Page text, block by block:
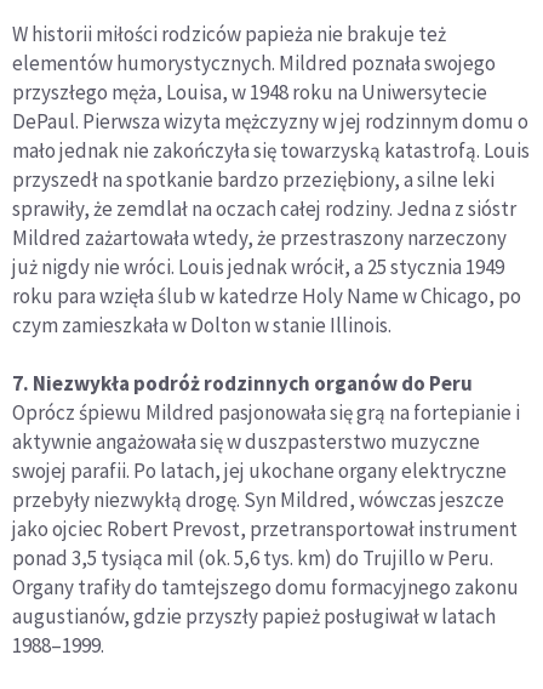
W historii miłości rodziców papieża nie brakuje też
elementów humorystycznych. Mildred poznała swojego
przyszłego męża, Louisa, w 1948 roku na Uniwersytecie
DePaul. Pierwsza wizyta mężczyzny w jej rodzinnym domu o
mało jednak nie zakończyła się towarzyską katastrofą. Louis
przyszedł na spotkanie bardzo przeziębiony, a silne leki
sprawiły, że zemdlał na oczach całej rodziny. Jedna z sióstr
Mildred zażartowała wtedy, że przestraszony narzeczony
już nigdy nie wróci. Louis jednak wrócił, a 25 stycznia 1949
roku para wzięła ślub w katedrze Holy Name w Chicago, po
czym zamieszkała w Dolton w stanie Illinois.
7. Niezwykła podróż rodzinnych organów do Peru
Oprócz śpiewu Mildred pasjonowała się grą na fortepianie i
aktywnie angażowała się w duszpasterstwo muzyczne
swojej parafii. Po latach, jej ukochane organy elektryczne
przebyły niezwykłą drogę. Syn Mildred, wówczas jeszcze
jako ojciec Robert Prevost, przetransportował instrument
ponad 3,5 tysiąca mil (ok. 5,6 tys. km) do Trujillo w Peru.
Organy trafiły do tamtejszego domu formacyjnego zakonu
augustianów, gdzie przyszły papież posługiwał w latach
1988–1999.